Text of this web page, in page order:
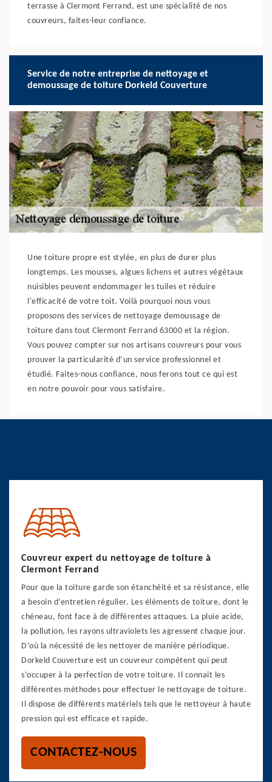
terrasse à Clermont Ferrand, est une spécialité de nos
couvreurs, faites-leur confiance.
Service de notre entreprise de nettoyage et
demoussage de toiture Dorkeld Couverture
Une toiture propre est stylée, en plus de durer plus
longtemps. Les mousses, algues lichens et autres végétaux
nuisibles peuvent endommager les tuiles et réduire
l'efficacité de votre toit. Voilà pourquoi nous vous
proposons des services de nettoyage demoussage de
toiture dans tout Clermont Ferrand 63000 et la région.
Vous pouvez compter sur nos artisans couvreurs pour vous
prouver la particularité d’un service professionnel et
étudié. Faites-nous confiance, nous ferons tout ce qui est
en notre pouvoir pour vous satisfaire.
Couvreur expert du nettoyage de toiture à
Clermont Ferrand
Pour que la toiture garde son étanchéité et sa résistance, elle
a besoin d’entretien régulier. Les éléments de toiture, dont le
chéneau, font face à de différentes attaques. La pluie acide,
la pollution, les rayons ultraviolets les agressent chaque jour.
D’où la nécessité de les nettoyer de manière périodique.
Dorkeld Couverture est un couvreur compétent qui peut
s’occuper à la perfection de votre toiture. Il connait les
différentes méthodes pour effectuer le nettoyage de toiture.
Il dispose de différents matériels tels que le nettoyeur à haute
pression qui est efficace et rapide.
CONTACTEZ-NOUS